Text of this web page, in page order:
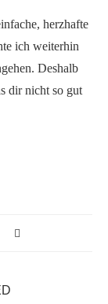
herzhafte
ich weiterhin
Deshalb
dir nicht so gut